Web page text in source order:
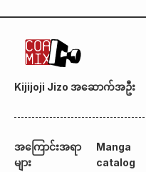
Kijijoji Jizo အဆောက်အဦး
အကြောင်းအရာ
များ
Manga
catalog